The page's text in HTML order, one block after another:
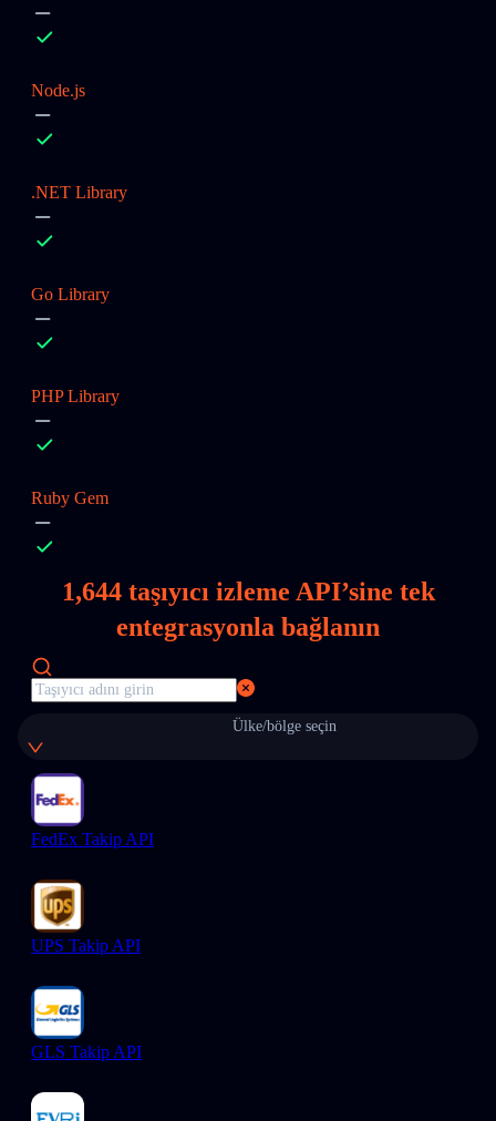
Node.js
.NET Library
Go Library
PHP Library
Ruby Gem
1,644taşıyıcı izleme API’sine tek
entegrasyonla bağlanın
Ülke/bölge seçin
FedEx Takip API
UPS Takip API
GLS Takip API